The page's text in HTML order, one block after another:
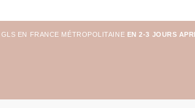
EN FRANCE MÉTROPOLITAINE EN 2-3 JOURS